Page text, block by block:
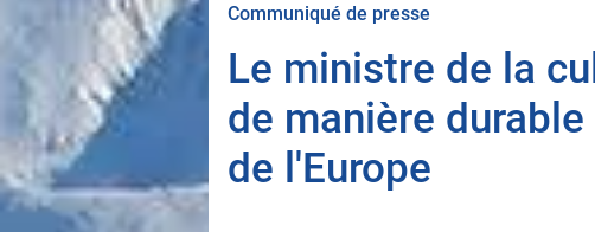
Communiqué de presse
Le ministre de la
de manière
de l'Europe